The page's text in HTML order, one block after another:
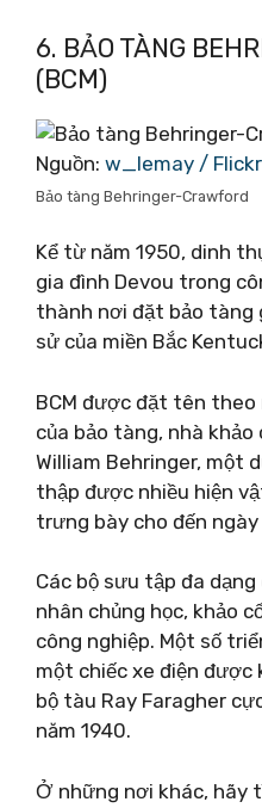
6. BẢO TÀNG
(BCM)
Nguồn: w_lemay / Flickr
Bảo tàng Behringer-Crawford
Kể từ năm 1950, dinh
gia đình Devou trong
thành nơi đặt bảo tàng
sử của miền Bắc
BCM được đặt tên
của bảo tàng, nhà khảo
William Behringer, một
thập được nhiều hiện
trưng bày cho đến ngày
Các bộ sưu tập đa
nhân chủng học, khảo
công nghiệp. Một số
một chiếc xe điện được
bộ tàu Ray Faragher
năm 1940.
Ở những nơi khác, hãy